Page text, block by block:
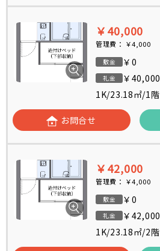
￥40,000
管理費： ￥4,000
敷金 ￥0
礼金
￥40,000
1K/23.18㎡/1階
お問合せ
￥42,000
管理費： ￥4,000
敷金 ￥0
礼金
￥42,000
1K/23.18㎡/2階